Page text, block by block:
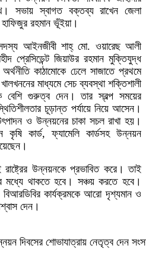
সভায় স্বাগত বক্তব্য রাখেন জেলা
রহমান ভূঁইয়া।
আইনজীবী শাহ্ মো. ওয়ারেছ আলী
প্রেসিডেন্ট জিয়াউর রহমান মুক্তিযুদ্ধ
অর্থনীতি কাঠামোকে ঢেলে সাজাতে প্রথমে
মাধ্যমে সেচ ব্যবস্থা শক্তিশালী
বেশি গুরুত্ব দেন। তার স্বল্প সময়ের
চূড়ান্ত পর্যায়ে নিয়ে আসেন।
ও উন্নয়নের চাকা সচল রাখা হয়।
কৃষি কার্ড, ফ্যামেলি কার্ডসহ উন্নয়ন
উন্নয়নকে প্রভাবিত করে। তাই
মধ্যে থাকতে হবে। সঞ্চয় করতে হবে।
কার্যক্রমকে আরো দৃশ্যমান ও
দেন।
দিবসের শোভাযাত্রায় নেতৃত্ব দেন